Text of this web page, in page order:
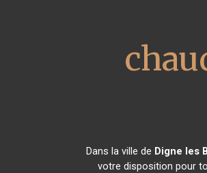
Dans la ville de Digne les
votre disposition pour